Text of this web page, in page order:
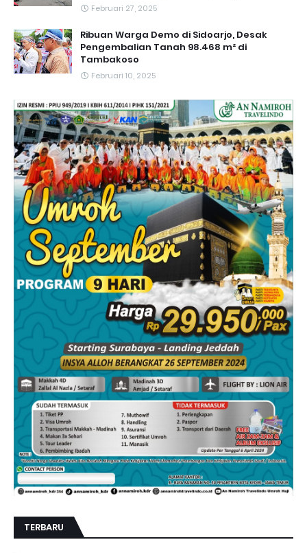
Februari 27, 2025
Ribuan Warga Demo di Sidoarjo, Desak
Pengembalian Tanah 98.468 m² di
Tambakoso
Februari 10, 2025
TERBARU